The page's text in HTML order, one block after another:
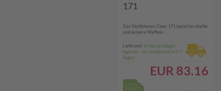
171
Das Waffeleisen Cloer 171 backt herzhafte
und leckere Waffeln....
Lieferzeit: Im Versandlager
lagernd - versandbereit in 5-7
Tagen
EUR 83.16